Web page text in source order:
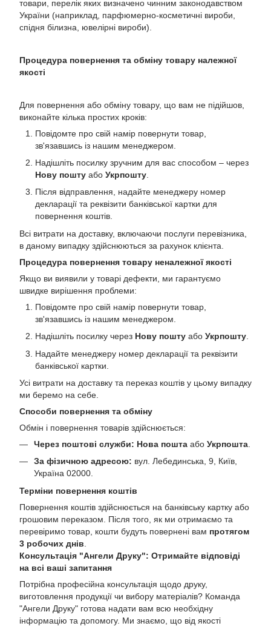
товари, перелік яких визначено чинним законодавством
України (наприклад, парфюмерно-косметичні вироби,
спідня білизна, ювелірні вироби).
Процедура повернення та обміну товару належної
якості
Для повернення або обміну товару, що вам не підійшов,
виконайте кілька простих кроків:
Повідомте про свій намір повернути товар,
зв'язавшись із нашим менеджером.
Надішліть посилку зручним для вас способом – через
Нову пошту або Укрпошту
Після відправлення, надайте менеджеру номер
декларації та реквізити банківської картки для
повернення коштів.
Всі витрати на доставку, включаючи послуги перевізника,
в даному випадку здійснюються за рахунок клієнта.
Процедура повернення товару неналежної якості
Якщо ви виявили у товарі дефекти, ми гарантуємо
швидке вирішення проблеми:
Повідомте про свій намір повернути товар,
зв'язавшись із нашим менеджером.
Надішліть посилку через Нову пошту або Укрпошту.
Надайте менеджеру номер декларації та реквізити
банківської картки.
Усі витрати на доставку та переказ коштів у цьому випадку
ми беремо на себе.
Способи повернення та обміну
Обмін і повернення товарів здійснюється:
Через поштові служби: Нова пошта або Укрпошта
За фізичною адресою: вул. Лебединська, 9, Київ,
Україна 02000.
Терміни повернення коштів
Повернення коштів здійснюється на банківську картку або
грошовим переказом. Після того, як ми отримаємо та
перевіримо товар, кошти будуть повернені вам протягом
3 робочих днів
Консультація "Ангели Друку": Отримайте відповіді
на всі ваші запитання
Потрібна професійна консультація щодо друку,
виготовлення продукції чи вибору матеріалів? Команда
"Ангели Друку" готова надати вам всю необхідну
інформацію та допомогу. Ми знаємо, що від якості